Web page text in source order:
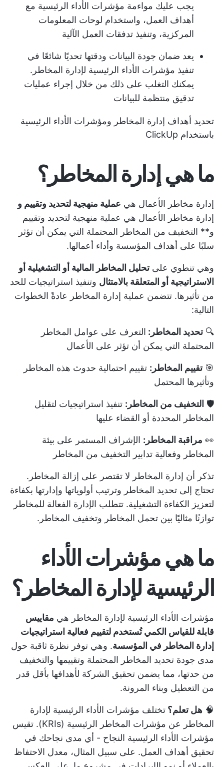
يجب عليك مواءمة مؤشرات الأداء الرئيسية مع
أهداف العمل، واستخدام لوحات المعلومات
المركزية، وتنفيذ تدفقات العمل الآلية
يعد ضمان جودة البيانات ودقتها تحديًا شائعًا في
تنفيذ مؤشرات الأداء الرئيسية لإدارة المخاطر.
يمكنك التغلب على ذلك من خلال إجراء عمليات
تدقيق منتظمة للبيانات
تحديد أهداف إدارة المخاطر ومؤشرات الأداء الرئيسية
باستخدام ClickUp
ما هي إدارة المخاطر؟
إدارة مخاطر الأعمال هي عملية منهجية لتحديد وتقييم و
إدارة مخاطر الأعمال هي عملية منهجية لتحديد وتقييم
و** التخفيف من المخاطر المحتملة التي يمكن أن تؤثر
سلبًا على أهداف المؤسسة وأداء أعمالها.
وهي تنطوي علىتحليل المخاطر المالية أو التشغيلية أو
الاستراتيجية أو المتعلقة بالامتثال وتنفيذ استراتيجيات للحد
من تأثيرها. تتضمن عملية إدارة المخاطر عادةً الخطوات
التالية:
🔍تحديد المخاطر: التعرف على عوامل المخاطر
المحتملة التي يمكن أن تؤثر على الأعمال
🎯تقييم المخاطر: تقييم احتمالية حدوث هذه المخاطر
وتأثيرها المحتمل
🛡️ التخفيف من المخاطر: تنفيذ استراتيجيات لتقليل
المخاطر المحددة أو القضاء عليها
👀 مراقبة المخاطر: الإشراف المستمر على بيئة
المخاطر وفعالية تدابير التخفيف من المخاطر
تذكر أن إدارة المخاطر لا تقتصر على إزالة المخاطر.
تحتاج إلى تحديد المخاطر وترتيب أولوياتها وإدارتها بكفاءة
لتعزيز الكفاءة التشغيلية. تتطلب الإدارة الفعالة للمخاطر
توازنًا مثاليًا بين تحمل المخاطر وتخفيف المخاطر.
ما هي مؤشرات الأداء
الرئيسية لإدارة المخاطر؟
مؤشرات الأداء الرئيسية لإدارة المخاطر هي مقاييس
قابلة للقياس الكمي تُستخدم لتقييم فعالية استراتيجيات
إدارة المخاطر في المؤسسة. وهي توفر نظرة ثاقبة حول
مدى جودة تحديد المخاطر المحتملة وتقييمها والتخفيف
من حدتها، مما يضمن تحقيق الشركة لأهدافها بأقل قدر
من التعطيل وبناء المرونة.
🧠 هل تعلم؟ تختلف مؤشرات الأداء الرئيسية لإدارة
المخاطر عن مؤشرات المخاطر الرئيسية (KRIs). تقيس
مؤشرات الأداء الرئيسية النجاح - أي مدى نجاحك في
تحقيق أهداف العمل. على سبيل المثال، معدل الاحتفاظ